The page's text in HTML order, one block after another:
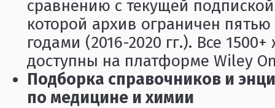
сравнению с текущей подпиской
которой архив ограничен
годами (2016-2020 гг.). Все
доступны на платформе Wiley
Подборка справочников и
по медицине и химии